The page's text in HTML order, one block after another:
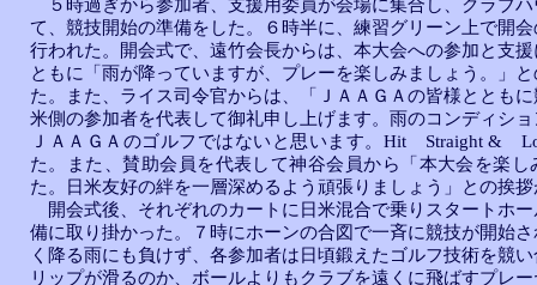
５時過ぎから参加者、支援用委員が会場に集合し、クラブ
て、競技開始の準備をした。６時半に、練習グリーン上で開
行われた。開会式で、遠竹会長からは、本大会への参加と支
ともに「雨が降っていますが、プレーを楽しみましょう。」
た。また、ライス司令官からは、「ＪＡＡＧＡの皆様ととも
米側の参加者を代表して御礼申し上げます。雨のコンディシ
ＪＡＡＧＡのゴルフではないと思います。Hit Straight &
た。また、賛助会員を代表して神谷会員から「本大会を楽し
た。日米友好の絆を一層深めるよう頑張りましょう」との挨
開会式後、それぞれのカートに日米混合で乗りスタートホ
備に取り掛かった。７時にホーンの合図で一斉に競技が開始
く降る雨にも負けず、各参加者は日頃鍛えたゴルフ技術を競
リップが滑るのか、ボールよりもクラブを遠くに飛ばすプレ